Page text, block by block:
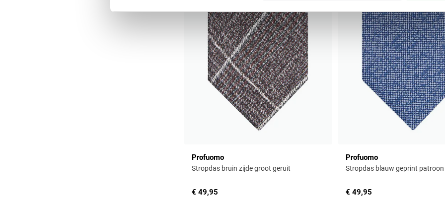
Profuomo
Stropdas bruin zijde groot geruit
€ 49,95
Profuomo
Stropdas blauw geprint patroon
€ 49,95